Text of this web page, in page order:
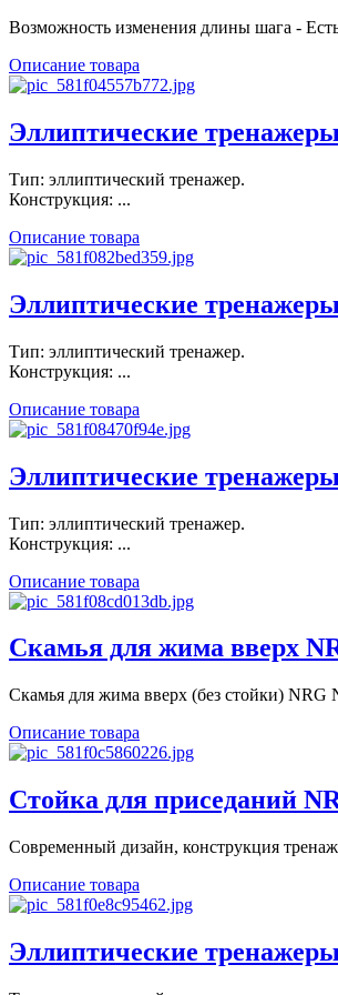
Возможность изменения длины шага -
Описание товара
Эллиптические
Тип: эллиптический тренажер.
Конструкция: ...
Описание товара
Эллиптические
Тип: эллиптический тренажер.
Конструкция: ...
Описание товара
Эллиптические
Тип: эллиптический тренажер.
Конструкция: ...
Описание товара
Скамья для жима вверх
Скамья для жима вверх (без стойки) NRG
Описание товара
Стойка для приседаний
Современный дизайн, конструкция
Описание товара
Эллиптические